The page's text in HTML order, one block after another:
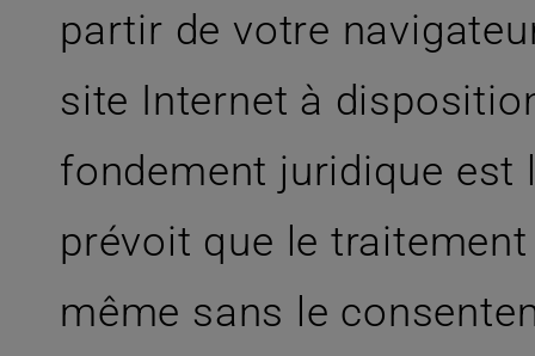
partir de votre
site Internet à
fondement juridique est
prévoit que le
même sans le